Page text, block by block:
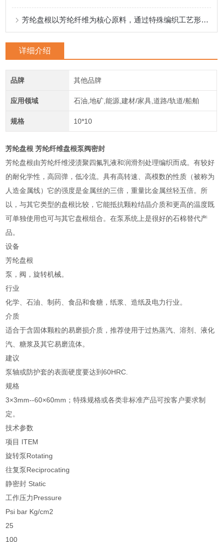
芳纶盘根以芳纶纤维为核心原料，通过特殊编织工艺形成致密结构
详细介绍
品牌 其他品牌
应用领域 石油,地矿,能源,建材/家具,道路/轨道/船舶
规格 10*10
芳纶盘根 芳纶纤维盘根泵阀密封
芳纶盘根由芳纶纤维浸渍聚四氟乳液和润滑剂处理编织而成。有较好
的耐化学性，高回弹，低冷流。具有高转速、高模数的性质（被称为
人造金属线）它的强度是金属丝的三倍，重量比金属丝轻五倍。所
以，与其它类型的盘根比较，它能抵抗颗粒结晶介质和更高的温度既
可单独使用也可与其它盘根组合。在泵系统上是很好的石棉替代产
品。
设备
芳纶盘根
泵，阀，旋转机械。
行业
化学、石油、制药、食品和食糖，纸浆、造纸及电力行业。
介质
适合于含固体颗粒的易磨损介质，推荐使用于过热蒸汽、溶剂、液化
汽、糖浆及其它易磨流体。
建议
泵轴或防护套的表面硬度要达到60HRC.
规格
3×3mm--60×60mm；特殊规格或各类非标准产品可按客户要求制
定。
技术参数
项目 ITEM
旋转泵Rotating
往复泵Reciprocating
静密封 Static
工作压力Pressure
Psi bar Kg/cm2
25
100